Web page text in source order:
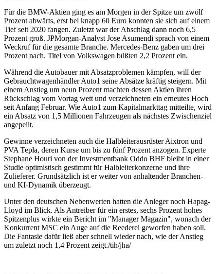
Für die BMW-Aktien ging es am Morgen in der Spitze um zwölf
Prozent abwärts, erst bei knapp 60 Euro konnten sie sich auf einem
Tief seit 2020 fangen. Zuletzt war der Abschlag dann noch 6,5
Prozent groß. JPMorgan-Analyst Jose Asumendi sprach von einem
Weckruf für die gesamte Branche. Mercedes-Benz gaben um drei
Prozent nach. Titel von Volkswagen büßten 2,2 Prozent ein.
Während die Autobauer mit Absatzproblemen kämpfen, will der
Gebrauchtwagenhändler Auto1 seine Absätze kräftig steigern. Mit
einem Anstieg um neun Prozent machten dessen Aktien ihren
Rückschlag vom Vortag wett und verzeichneten ein erneutes Hoch
seit Anfang Februar. Wie Auto1 zum Kapitalmarkttag mitteilte, wird
ein Absatz von 1,5 Millionen Fahrzeugen als nächstes Zwischenziel
angepeilt.
Gewinne verzeichneten auch die Halbleiterausrüster Aixtron und
PVA Tepla, deren Kurse um bis zu fünf Prozent anzogen. Experte
Stephane Houri von der Investmentbank Oddo BHF bleibt in einer
Studie optimistisch gestimmt für Halbleiterkonzerne und ihre
Zulieferer. Grundsätzlich ist er weiter von anhaltender Branchen-
und KI-Dynamik überzeugt.
Unter den deutschen Nebenwerten hatten die Anleger noch Hapag-
Lloyd im Blick. Als Antreiber für ein erstes, sechs Prozent hohes
Spitzenplus wirkte ein Bericht im "Manager Magazin", wonach der
Konkurrent MSC ein Auge auf die Reederei geworfen haben soll.
Die Fantasie dafür ließ aber schnell wieder nach, wie der Anstieg
um zuletzt noch 1,4 Prozent zeigt./tih/jha/